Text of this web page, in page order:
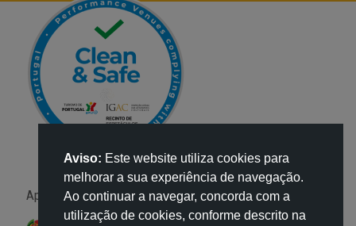
Apoio:
Aviso: Este website utiliza cookies para
melhorar a sua experiência de navegação.
Ao continuar a navegar, concorda com a
utilização de cookies, conforme descrito na